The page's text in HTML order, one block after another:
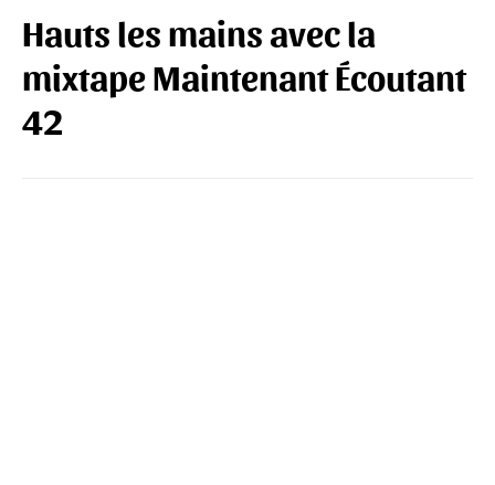
Hauts les mains avec la
mixtape Maintenant Écoutant
42